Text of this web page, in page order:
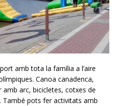
amb tota la família a l’aire
Canoa canadenca,
arc, bicicletes, cotxes de
pots fer activitats amb